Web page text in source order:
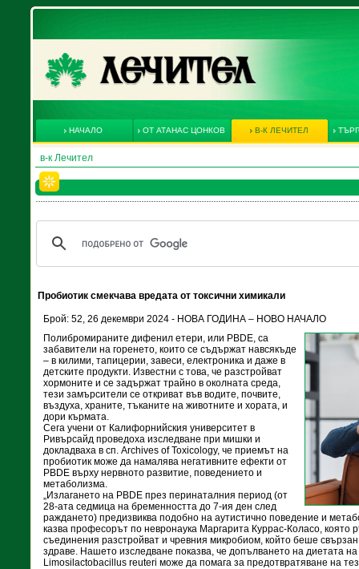
НАЧАЛО ОТ АТАНАС ЦОНКОВ В-К ЛЕЧИТЕЛ
в-к Лечител
Пробиотик смекчава вредата от токсични химикали
Брой: 52, 26 декември 2024 - НОВА ГОДИНА – НОВО НАЧАЛО
Полибромираните дифенил етери, или PBDE, са
забавители на горенето, които се съдържат навсякъде
– в килими, тапицерии, завеси, електроника и даже в
детските продукти. Известни с това, че разстройват
хормоните и се задържат трайно в околната среда,
тези замърсители се откриват във водите, почвите,
въздуха, храните, тъканите на животните и хората, и
дори кърмата.
Сега учени от Калифорнийския университет в
Ривърсайд проведоха изследване при мишки и
докладваха в сп. Archives of Toxicology, че приемът на
пробиотик може да намалява негативните ефекти от
PBDE върху нервното развитие, поведението и
метаболизма.
„Излагането на PBDE през перинаталния период (от
28-ата седмица на бременността до 7-ия ден след
раждането) предизвиква подобно на аутистично поведение и
казва професорът по невронаука Маргарита Куррас-Коласо, която
съединения разстройват и чревния микробиом, който беше
здраве. Нашето изследване показва, че допълването на диетата
Limosilactobacillus reuteri може да помага за предотвратяване на